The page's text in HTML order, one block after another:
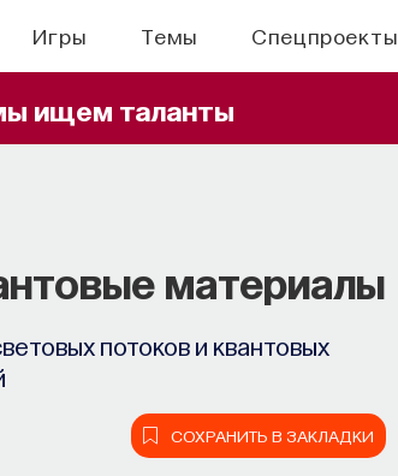
Игры Темы Спецпроекты
ищем таланты
материалы
потоков и квантовых
СОХРАНИТЬ В ЗАКЛАДКИ